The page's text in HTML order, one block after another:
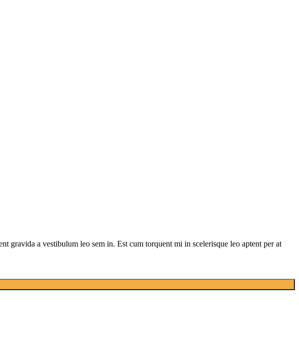
gravida a vestibulum leo sem in. Est cum torquent mi in scelerisque leo aptent per at